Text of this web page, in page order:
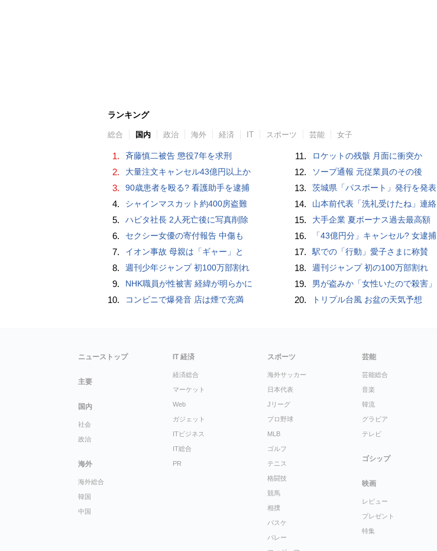
ランキング
総合 国内 政治 海外 経済 IT スポーツ 芸能 女子
1. 斉藤慎二被告 懲役7年を求刑
2. 大量注文キャンセル43億円以上か
3. 90歳患者を殴る? 看護助手を逮捕
4. シャインマスカット約400房盗難
5. ハビタ社長 2人死亡後に写真削除
6. セクシー女優の寄付報告 中傷も
7. イオン事故 母親は「ギャー」と
8. 週刊少年ジャンプ 初100万部割れ
9. NHK職員が性被害 経緯が明らかに
10. コンビニで爆発音 店は煙で充満
11. ロケットの残骸 月面に衝突か
12. ソープ通報 元従業員のその後
13. 茨城県「パスポート」発行を発表
14. 山本前代表「洗礼受けたね」連絡
15. 大手企業 夏ボーナス過去最高額
16. 「43億円分」キャンセル? 女逮捕
17. 駅での「行動」愛子さまに称賛
18. 週刊ジャンプ 初の100万部割れ
19. 男が盗みか「女性いたので殺害」
20. トリプル台風 お盆の天気予想
ニューストップ
主要
国内
社会
政治
海外
海外総合
韓国
中国
IT 経済
経済総合
マーケット
Web
ガジェット
ITビジネス
IT総合
PR
スポーツ
海外サッカー
日本代表
Jリーグ
プロ野球
MLB
ゴルフ
テニス
格闘技
競馬
相撲
バスケ
バレー
芸能
芸能総合
音楽
韓流
グラビア
テレビ
ゴシップ
映画
レビュー
プレゼント
特集